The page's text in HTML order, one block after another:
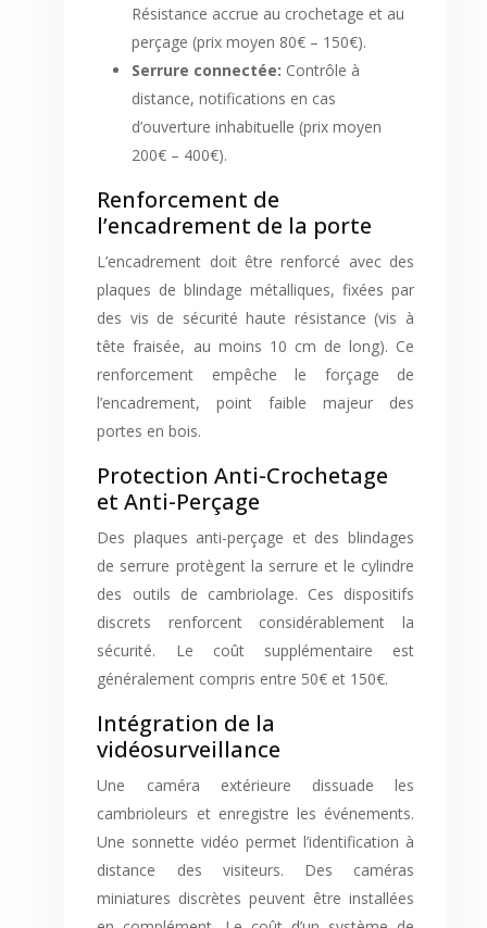
Résistance accrue au crochetage et au
perçage (prix moyen 80€ – 150€).
Serrure connectée: Contrôle à
distance, notifications en cas
d’ouverture inhabituelle (prix moyen
200€ – 400€).
Renforcement de
l’encadrement de la porte
L’encadrement doit être renforcé avec des
plaques de blindage métalliques, fixées par
des vis de sécurité haute résistance (vis à
tête fraisée, au moins 10 cm de long). Ce
renforcement empêche le forçage de
l’encadrement, point faible majeur des
portes en bois.
Protection Anti-Crochetage
et Anti-Perçage
Des plaques anti-perçage et des blindages
de serrure protègent la serrure et le cylindre
des outils de cambriolage. Ces dispositifs
discrets renforcent considérablement la
sécurité. Le coût supplémentaire est
généralement compris entre 50€ et 150€.
Intégration de la
vidéosurveillance
Une caméra extérieure dissuade les
cambrioleurs et enregistre les événements.
Une sonnette vidéo permet l’identification à
distance des visiteurs. Des caméras
miniatures discrètes peuvent être installées